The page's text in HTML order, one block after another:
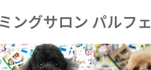
ングサロン パルフェ